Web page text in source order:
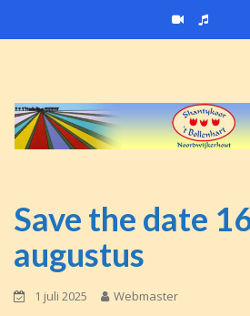
to
Save the date
augustus
1 juli 2025 Webmaster